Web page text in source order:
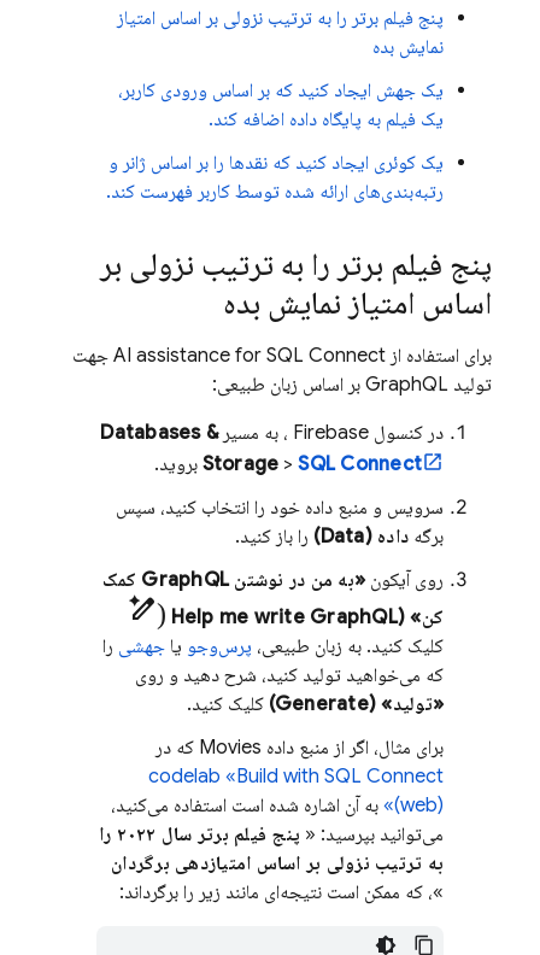
پنج فیلم برتر را به ترتیب نزولی بر اساس امتیاز
نمایش بده
یک جهش ایجاد کنید که بر اساس ورودی کاربر،
یک فیلم به پایگاه داده اضافه کند.
یک کوئری ایجاد کنید که نقدها را بر اساس ژانر و
رتبه‌بندی‌های ارائه شده توسط کاربر فهرست کند.
پنج فیلم برتر را به ترتیب نزولی بر
اساس امتیاز نمایش بده
برای استفاده از AI assistance for SQL Connect
جهت
تولید GraphQL بر اساس زبان طبیعی:
در کنسول Firebase ، به مسیرDatabases &
Storage >SQL Connect
بروید.
سرویس و منبع داده خود را انتخاب کنید، سپس
برگه داده (Data)
را باز کنید.
روی آیکون
«به من در نوشتن GraphQL کمک
کن» (Help me write GraphQL
pen_spark)
کلیک کنید. به زبان طبیعی، پرس‌وجو یا جهشی را
که می‌خواهید تولید کنید، شرح دهید و روی
«تولید» (Generate)
کلیک کنید.
برای مثال، اگر از منبع داده Movies که در
codelab «Build with SQL Connect
(web)»
به آن اشاره شده است استفاده می‌کنید،
می‌توانید بپرسید: «
پنج فیلم برتر سال ۲۰۲۲ را
به ترتیب نزولی بر اساس امتیازدهی برگردان
»، که ممکن است نتیجه‌ای مانند زیر را برگرداند: